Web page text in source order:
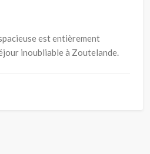
est entièrement
inoubliable à Zoutelande.